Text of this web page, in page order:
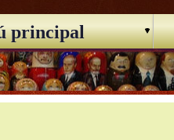
principal